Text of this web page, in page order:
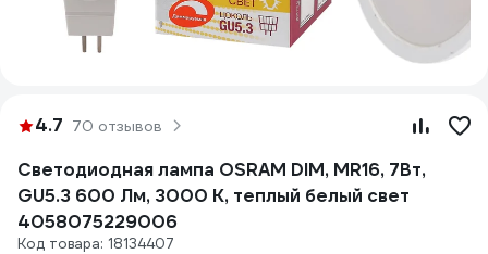
4.7 70 отзывов
Светодиодная лампа OSRAM DIM, MR16, 7Вт,
GU5.3 600 Лм, 3000 К, теплый белый свет
4058075229006
Код товара: 18134407